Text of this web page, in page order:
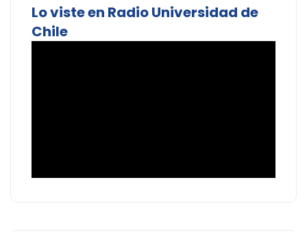
Lo viste en Radio Universidad de
Chile